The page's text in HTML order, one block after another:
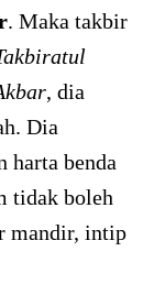
. Maka takbir
, dia
Dia
harta benda
tidak boleh
mandir, intip